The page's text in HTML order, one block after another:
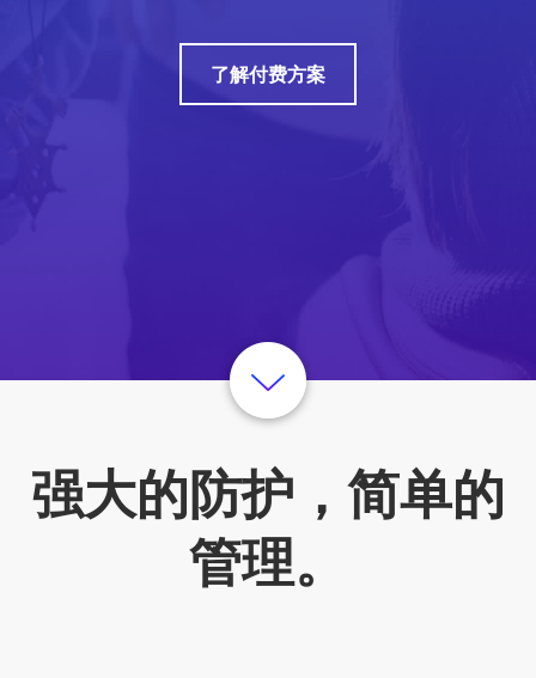
了解付费方案
强大的防护，简单的
管理。